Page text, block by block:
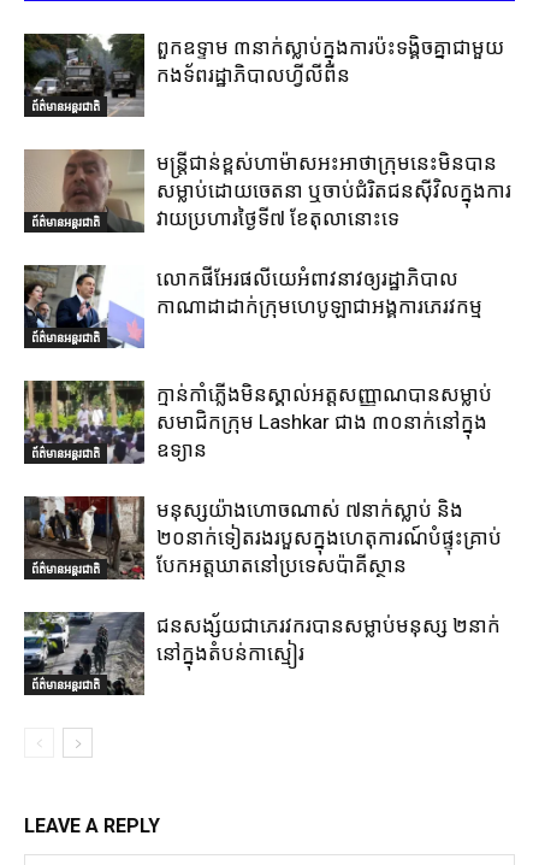
ព័ត៌មានអន្តរជាតិ
ពួកឧទ្ទាម ៣នាក់ស្លាប់ក្នុងការប៉ះទង្គិចគ្នាជាមួយ
កងទ័ពរដ្ឋាភិបាលហ្វីលីពីន
ព័ត៌មានអន្តរជាតិ
មន្ត្រីជាន់ខ្ពស់ហាម៉ាសអះអាថាក្រុមនេះមិនបាន
សម្លាប់ដោយចេតនា ឬចាប់ជំរិតជនស៊ីវិលក្នុងការ
វាយប្រហារថ្ងៃទី៧ ខែតុលានោះទេ
ព័ត៌មានអន្តរជាតិ
លោកផីអែរផលីយេអំពាវនាវឲ្យរដ្ឋាភិបាល
កាណាដាដាក់ក្រុមហេបូឡាជាអង្គការភេរវកម្ម
ព័ត៌មានអន្តរជាតិ
ក្មាន់កាំភ្លើងមិនស្គាល់អត្តសញ្ញាណបានសម្លាប់
សមាជិកក្រុម Lashkar ជាង ៣០នាក់នៅក្នុង
ឧទ្យាន
ព័ត៌មានអន្តរជាតិ
មនុស្សយ៉ាងហោចណាស់ ៧នាក់ស្លាប់ និង
២០នាក់ទៀតរងរបួសក្នុងហេតុការណ៍បំផ្ទុះគ្រាប់
បែកអត្តឃាតនៅប្រទេសប៉ាគីស្ថាន
ព័ត៌មានអន្តរជាតិ
ជនសង្ស័យជាភេរវករបានសម្លាប់មនុស្ស ២នាក់
នៅក្នុងតំបន់កាស្មៀរ
LEAVE A REPLY